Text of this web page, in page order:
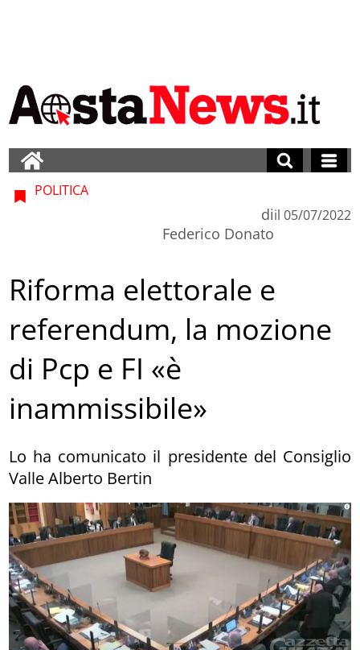
POLITICA
di
Federico Donato
il 05/07/2022
Riforma elettorale e
referendum, la mozione
di Pcp e FI «è
inammissibile»
Lo ha comunicato il presidente del Consiglio
Valle Alberto Bertin